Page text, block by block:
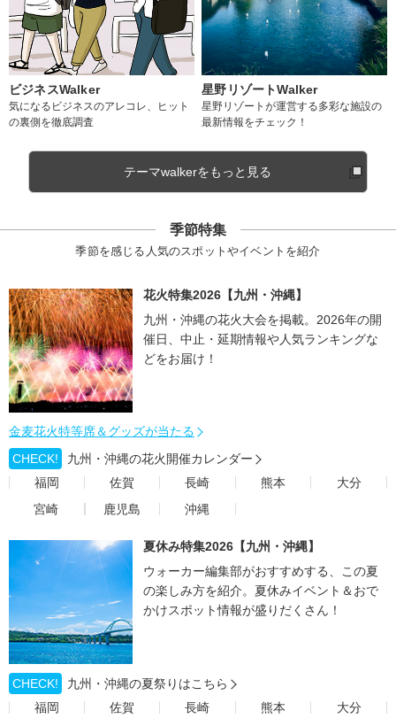
ビジネスWalker
気になるビジネスのアレコレ、ヒット
の裏側を徹底調査
星野リゾートWalker
星野リゾートが運営する多彩な施設の
最新情報をチェック！
テーマwalkerをもっと見る
季節特集
季節を感じる人気のスポットやイベントを紹介
花火特集2026【九州・沖縄】
九州・沖縄の花火大会を掲載。2026年の開
催日、中止・延期情報や人気ランキングな
どをお届け！
金麦花火特等席＆グッズが当たる
CHECK!
九州・沖縄の花火開催カレンダー
福岡
佐賀 長崎 熊本
大分
宮崎
鹿児島 沖縄
夏休み特集2026【九州・沖縄】
ウォーカー編集部がおすすめする、この夏
の楽しみ方を紹介。夏休みイベント＆おで
かけスポット情報が盛りだくさん！
CHECK!
九州・沖縄の夏祭りはこちら
福岡
佐賀 長崎 熊本
大分